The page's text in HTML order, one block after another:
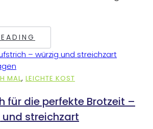
MAL, LEICHTE KOST
für die perfekte Brotzeit –
streichzart